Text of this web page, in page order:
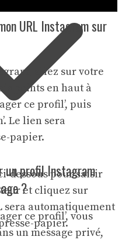
dessous pour saisir
et cliquez sur
sera automatiquement
papier.
URL Instagram sur
allez sur votre
points en haut à
ce profil’, puis
Le lien sera
papier.
un profil Instagram
?
ce profil’, vous
un message privé,